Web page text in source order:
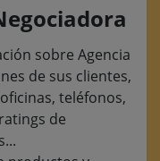
sobre Agencia
de sus clientes,
teléfonos,
de